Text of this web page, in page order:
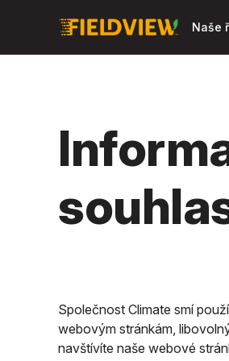
Naše
Společnost Climate smí
webovým stránkám,
navštívíte naše webové